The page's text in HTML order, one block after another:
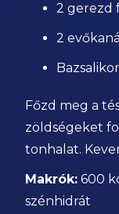
2 gerezd
2
Főzd meg a
zöldségeket
tonhalat.
Makrók: 600
szénhidrát